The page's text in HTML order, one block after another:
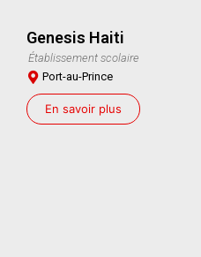
Genesis Haiti
Établissement scolaire
Port-au-Prince
En savoir plus